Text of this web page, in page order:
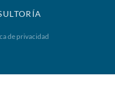
de privacidad